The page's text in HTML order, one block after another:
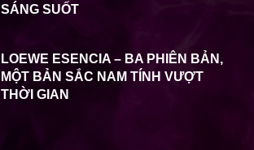
SÁNG SUỐT
LOEWE ESENCIA – BA PHIÊN BẢN,
MỘT BẢN SẮC NAM TÍNH VƯỢT
THỜI GIAN